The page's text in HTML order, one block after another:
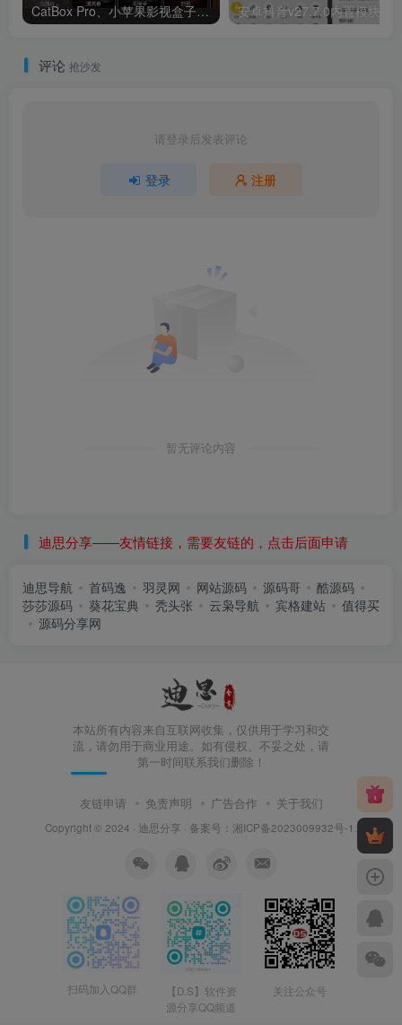
CatBox Pro、小苹果影视盒子，万众期待的App又复活了！ 安卓抖音v27.7.0内置模块v2
评论 抢沙发
请登录后发表评论
登录 注册
暂无评论内容
迪思分享——友情链接，需要友链的，点击后面申请
迪思导航 首码逸 羽灵网 网站源码 源码哥
酷源码
莎莎源码
葵花宝典 秃头张 云枭导航 宾格建站
值得买
源码分享网
本站所有内容来自互联网收集，仅供用于学习和交
流，请勿用于商业用途。如有侵权、不妥之处，请
第一时间联系我们删除！
友链申请 免责声明 广告合作 关于我们
Copyright © 2024 · 迪思分享 · 备案号： 湘ICP备2023009932号-1
扫码加入QQ群
【D.S】软件资
源分享QQ频道
关注公众号